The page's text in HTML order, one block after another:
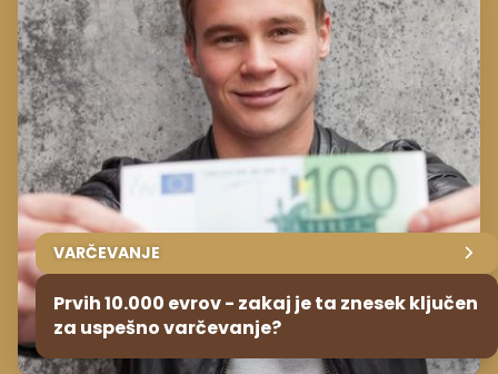
VARČEVANJE
Prvih 10.000 evrov - zakaj je ta znesek ključen
za uspešno varčevanje?